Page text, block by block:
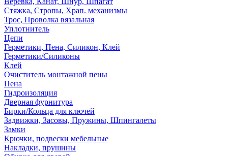
Стяжка, Стропы, Храп. механизмы
Трос, Проволка вязальная
Уплотнитель
Цепи
Герметики, Пена, Силикон, Клей
Герметики/Силиконы
Клей
Очиститель монтажной пены
Пена
Гидроизоляция
Дверная фурнитура
Бирки/Кольца для ключей
Задвижки, Засовы, Пружины, Шпингалеты
Замки
Крючки, подвески мебельные
Накладки, прушины